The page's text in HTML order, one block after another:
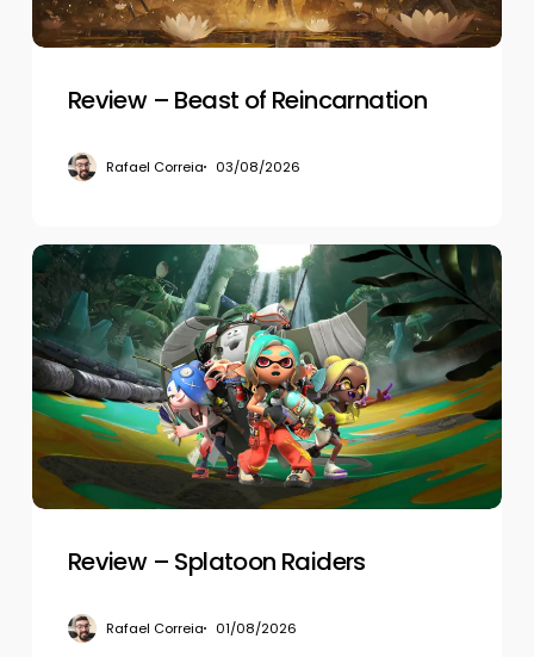
Review – Beast of Reincarnation
Rafael Correia 03/08/2026
Review
–
Splatoon
Raiders
Review – Splatoon Raiders
Rafael Correia 01/08/2026